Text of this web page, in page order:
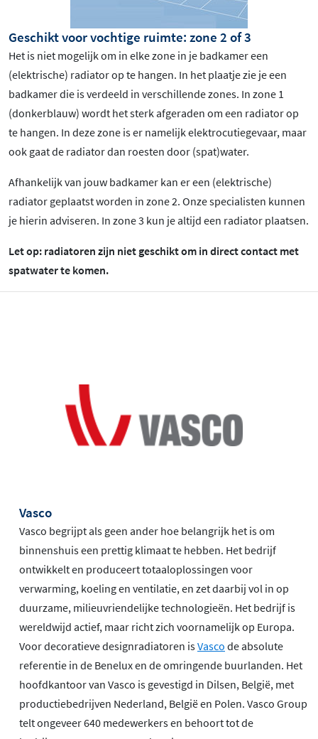
Geschikt voor vochtige ruimte: zone 2 of 3
Het is niet mogelijk om in elke zone in je badkamer een
(elektrische) radiator op te hangen. In het plaatje zie je een
badkamer die is verdeeld in verschillende zones. In zone 1
(donkerblauw) wordt het sterk afgeraden om een radiator op
te hangen. In deze zone is er namelijk elektrocutiegevaar, maar
ook gaat de radiator dan roesten door (spat)water.
Afhankelijk van jouw badkamer kan er een (elektrische)
radiator geplaatst worden in zone 2. Onze specialisten kunnen
je hierin adviseren. In zone 3 kun je altijd een radiator plaatsen.
Let op: radiatoren zijn niet geschikt om in direct contact met
spatwater te komen.
Vasco
Vasco begrijpt als geen ander hoe belangrijk het is om
binnenshuis een prettig klimaat te hebben. Het bedrijf
ontwikkelt en produceert totaaloplossingen voor
verwarming, koeling en ventilatie, en zet daarbij vol in op
duurzame, milieuvriendelijke technologieën. Het bedrijf is
wereldwijd actief, maar richt zich voornamelijk op Europa.
Voor decoratieve designradiatoren isVasco de absolute
referentie in de Benelux en de omringende buurlanden. Het
hoofdkantoor van Vasco is gevestigd in Dilsen, België, met
productiebedrijven Nederland, België en Polen. Vasco Group
telt ongeveer 640 medewerkers en behoort tot de